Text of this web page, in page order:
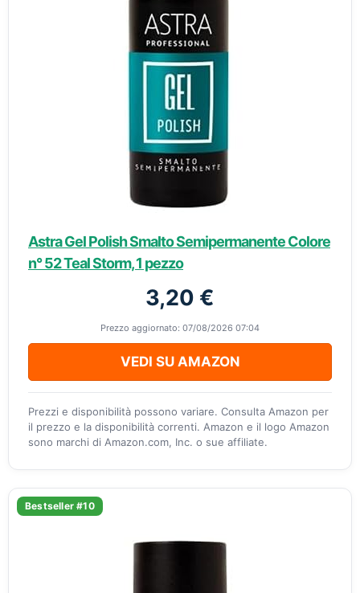
Astra Gel Polish Smalto Semipermanente Colore
n° 52 Teal Storm, 1 pezzo
3,20 €
Prezzo aggiornato: 07/08/2026 07:04
VEDI SU AMAZON
Prezzi e disponibilità possono variare. Consulta Amazon per
il prezzo e la disponibilità correnti. Amazon e il logo Amazon
sono marchi di Amazon.com, Inc. o sue affiliate.
Bestseller #10